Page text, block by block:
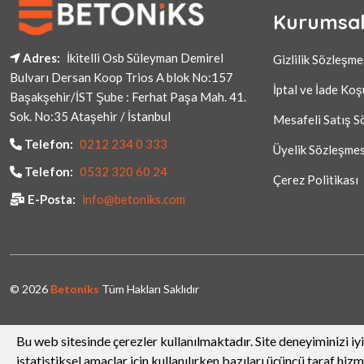
Adres: İkitelli Osb Süleyman Demirel
Bulvarı Dersan Koop Trios A blok No:157
Başakşehir/İST Şube : Ferhat Paşa Mah. 41.
Sok. No:35 Ataşehir / İstanbul
Telefon: 0212 234 0 333
Telefon: 0532 320 60 24
E-Posta: info@betoniks.com
Kurumsal
Gizlilik
İptal ve İade
Mesafeli Satış
Üyelik
Çerez Politikası
© 2026 Betoniks Tüm Hakları Saklıdır
Bu web sitesinde çerezler kullanılmaktadır. Site deneyiminizi
istatistiksel amaçlar için kullanılırken bazıları üçüncü taraf